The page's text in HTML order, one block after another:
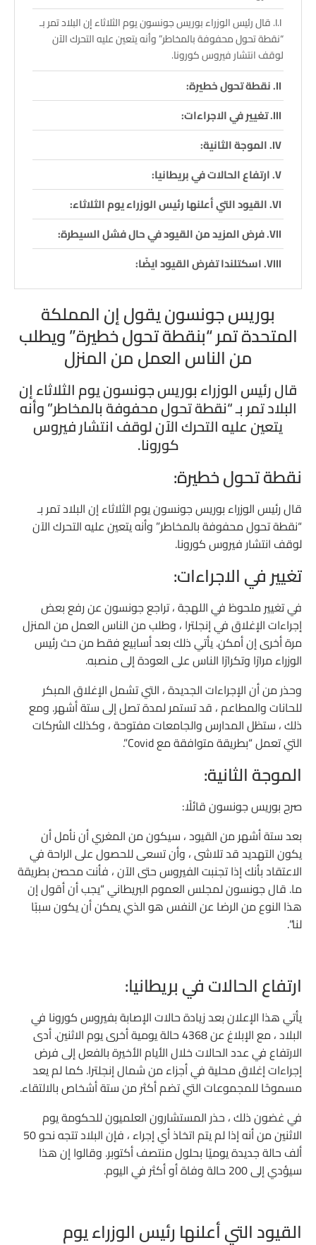
قال رئيس الوزراء بوريس جونسون يوم الثلاثاء إن البلاد تمر بـ
“نقطة تحول محفوفة بالمخاطر” وأنه يتعين عليه التحرك الآن
لوقف انتشار فيروس كورونا.
نقطة تحول خطيرة:
تغيير في الاجراءات:
الموجة الثانية:
ارتفاع الحالات في بريطانيا:
القيود التي أعلنها رئيس الوزراء يوم الثلاثاء:
فرض المزيد من القيود في حال فشل السيطرة:
اسكتلندا تفرض القيود ايضًا:
بوريس جونسون يقول إن المملكة
المتحدة تمر “بنقطة تحول خطيرة” ويطلب
من الناس العمل من المنزل
قال رئيس الوزراء بوريس جونسون يوم الثلاثاء إن
البلاد تمر بـ “نقطة تحول محفوفة بالمخاطر” وأنه
يتعين عليه التحرك الآن لوقف انتشار فيروس
كورونا.
نقطة تحول خطيرة:
قال رئيس الوزراء بوريس جونسون يوم الثلاثاء إن البلاد تمر بـ
“نقطة تحول محفوفة بالمخاطر” وأنه يتعين عليه التحرك الآن
لوقف انتشار فيروس كورونا.
تغيير في الاجراءات:
في تغيير ملحوظ في اللهجة ، تراجع جونسون عن رفع بعض
إجراءات الإغلاق في إنجلترا ، وطلب من الناس العمل من المنزل
مرة أخرى إن أمكن. يأتي ذلك بعد أسابيع فقط من حث رئيس
الوزراء مرارًا وتكرارًا الناس على العودة إلى منصبه.
وحذر من أن الإجراءات الجديدة ، التي تشمل الإغلاق المبكر
للحانات والمطاعم ، قد تستمر لمدة تصل إلى ستة أشهر. ومع
ذلك ، ستظل المدارس والجامعات مفتوحة ، وكذلك الشركات
التي تعمل “بطريقة متوافقة مع Covid”.
الموجة الثانية:
صرح بوريس جونسون قائلًا:
بعد ستة أشهر من القيود ، سيكون من المغري أن نأمل أن
يكون التهديد قد تلاشى ، وأن تسعى للحصول على الراحة في
الاعتقاد بأنك إذا تجنبت الفيروس حتى الآن ، فأنت محصن بطريقة
ما. قال جونسون لمجلس العموم البريطاني “يجب أن أقول إن
هذا النوع من الرضا عن النفس هو الذي يمكن أن يكون سببًا
لنا”.
ارتفاع الحالات في بريطانيا:
يأتي هذا الإعلان بعد زيادة حالات الإصابة بفيروس كورونا في
البلاد ، مع الإبلاغ عن 4368 حالة يومية أخرى يوم الاثنين. أدى
الارتفاع في عدد الحالات خلال الأيام الأخيرة بالفعل إلى فرض
إجراءات إغلاق محلية في أجزاء من شمال إنجلترا. كما لم يعد
مسموحًا للمجموعات التي تضم أكثر من ستة أشخاص بالالتقاء.
في غضون ذلك ، حذر المستشارون العلميون للحكومة يوم
الاثنين من أنه إذا لم يتم اتخاذ أي إجراء ، فإن البلاد تتجه نحو 50
ألف حالة جديدة يوميًا بحلول منتصف أكتوبر. وقالوا إن هذا
سيؤدي إلى 200 حالة وفاة أو أكثر في اليوم.
القيود التي أعلنها رئيس الوزراء يوم